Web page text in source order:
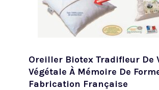
Oreiller Biotex Tradifleur De
Végétale À Mémoire De
Fabrication Française